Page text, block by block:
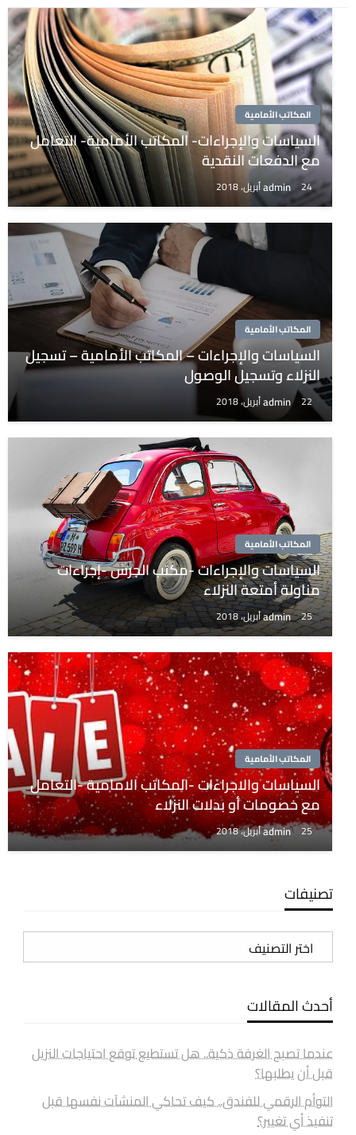
المكاتب الأمامية
السياسات والإجراءات- المكاتب الأمامية- التعامل
مع الدفعات النقدية
admin 24 أبريل، 2018
المكاتب الأمامية
السياسات والإجراءات – المكاتب الأمامية – تسجيل
النزلاء وتسجيل الوصول
admin 22 أبريل، 2018
المكاتب الأمامية
السياسات والإجراءات -مكتب الجرس -إجراءات
مناولة أمتعة النزلاء
admin 25 أبريل، 2018
المكاتب الأمامية
السياسات والاجراءات -المكاتب الامامية -التعامل
مع خصومات أو بدلات النزلاء
admin 25 أبريل، 2018
تصنيفات
تصنيفات
أحدث المقالات
عندما تصبح الغرفة ذكية.. هل تستطيع توقع احتياجات النزيل
قبل أن يطلبها؟
التوأم الرقمي للفندق.. كيف تحاكي المنشآت نفسها قبل
تنفيذ أي تغيير؟